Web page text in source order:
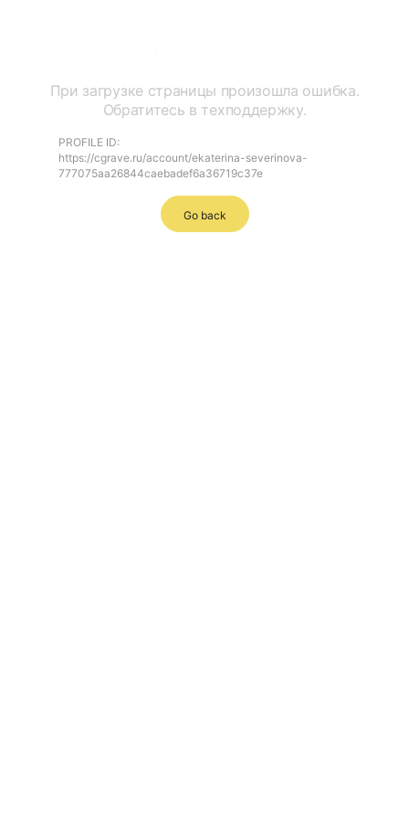
При загрузке страницы произошла ошибка.
Обратитесь в техподдержку.
PROFILE ID:
https://cgrave.ru/account/ekaterina-severinova-
777075aa26844caebadef6a36719c37e
Go back